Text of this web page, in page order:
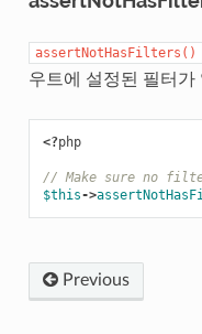
assertNotHasFilters()
우트에 설정된 필터가
<?php
// Make sure no
$this->
Previous